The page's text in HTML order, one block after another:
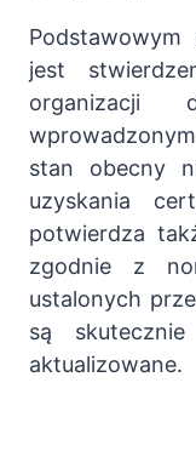
Podstawowym
jest
stan obecny
uzyskania
potwierdza
zgodnie z
ustalonych
są
aktualizowane.